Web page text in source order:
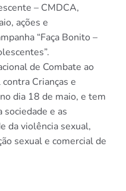
– CMDCA,
ações e
“Faça Bonito –
de Combate ao
Crianças e
dia 18 de maio, e tem
e as
da violência sexual,
sexual e comercial de